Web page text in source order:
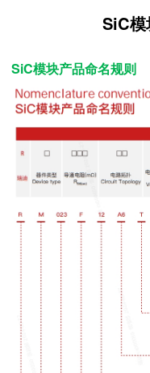
SiC模
SiC模块产品命名规则